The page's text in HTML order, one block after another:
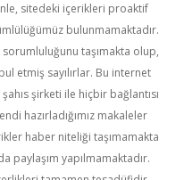
sitedeki içerikleri proaktif
bulunmamaktadır.
taşımakta olup,
etmiş sayılırlar. Bu internet
şirketi ile hiçbir bağlantısı
hazırladığımız makaleler
haber niteliği taşımamakta
paylaşım yapılmamaktadır.